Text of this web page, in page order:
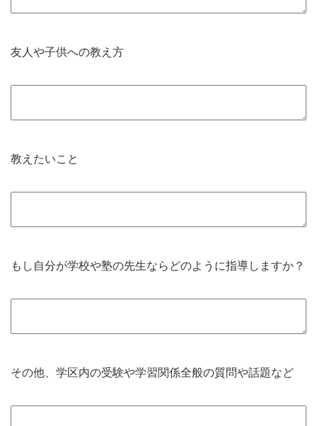
友人や子供への教え方
教えたいこと
もし自分が学校や塾の先生ならどのように指導しますか？
その他、学区内の受験や学習関係全般の質問や話題など